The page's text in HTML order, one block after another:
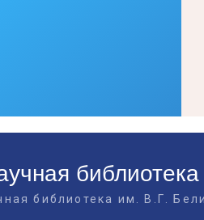
библиотека им. В.Г.